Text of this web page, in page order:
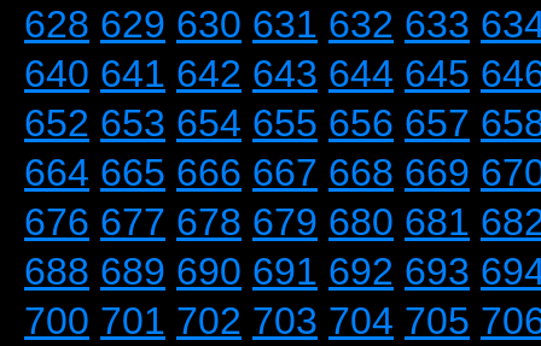
628 629 630 631 632 633
640 641 642 643 644 645
652 653 654 655 656 657
664 665 666 667 668 669
676 677 678 679 680 681
688 689 690 691 692 693
700 701 702 703 704 705